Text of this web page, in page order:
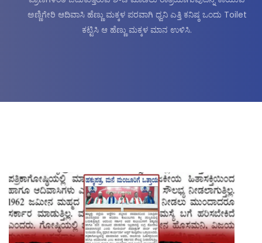
ಅಣ್ಣಿಗೇರಿ ಆದಿವಾಸಿ ಹೆಣ್ಣು ಮಕ್ಕಳ ಪರವಾಗಿ ಧ್ವನಿ ಎತ್ತಿ ಕನಿಷ್ಠ ಒಂದು Toilet
ಕಟ್ಟಿಸಿ ಆ ಹೆಣ್ಣು ಮಕ್ಕಳ ಮಾನ ಉಳಿಸಿ.